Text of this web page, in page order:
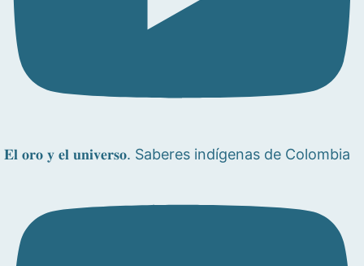
𝐄𝐥 𝐨𝐫𝐨 𝐲 𝐞𝐥 𝐮𝐧𝐢𝐯𝐞𝐫𝐬𝐨. Saberes indígenas de Colombia